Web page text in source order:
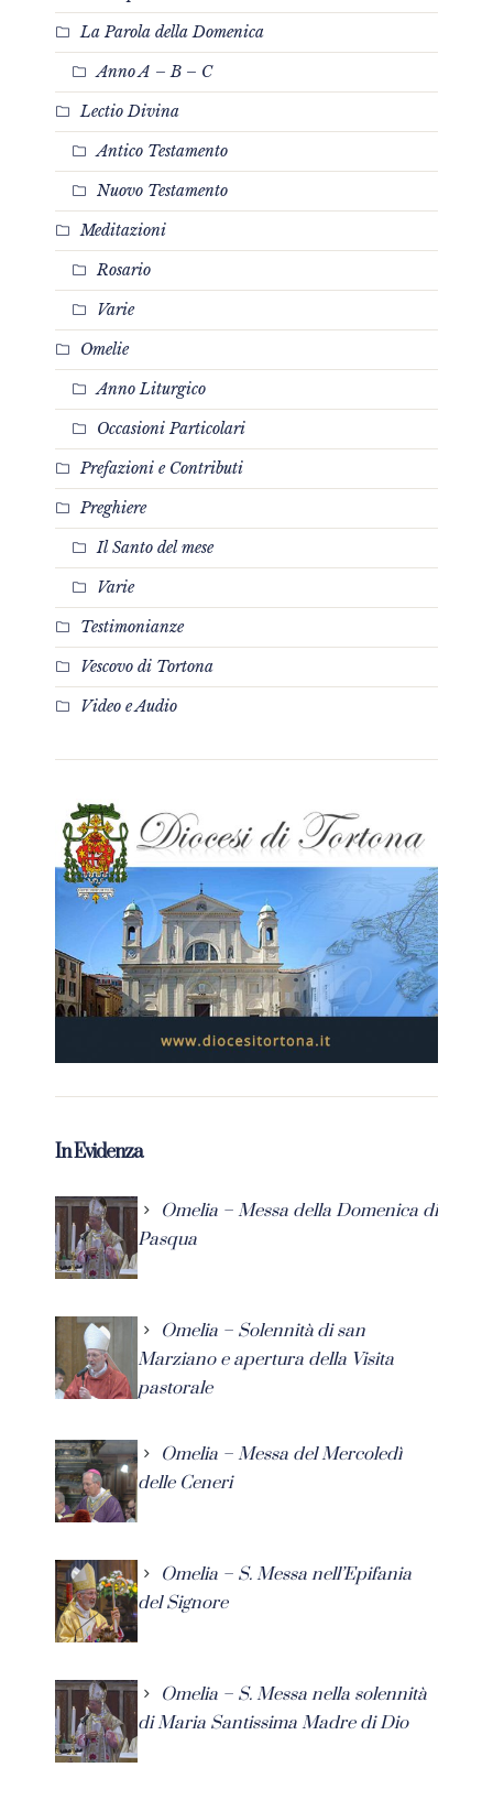
La Parola della Domenica
Anno A – B – C
Lectio Divina
Antico Testamento
Nuovo Testamento
Meditazioni
Rosario
Varie
Omelie
Anno Liturgico
Occasioni Particolari
Prefazioni e Contributi
Preghiere
Il Santo del mese
Varie
Testimonianze
Vescovo di Tortona
Video e Audio
In Evidenza
Omelia – Messa della Domenica di
Pasqua
Omelia – Solennità di san
Marziano e apertura della Visita
pastorale
Omelia – Messa del Mercoledì
delle Ceneri
Omelia – S. Messa nell’Epifania
del Signore
Omelia – S. Messa nella solennità
di Maria Santissima Madre di Dio